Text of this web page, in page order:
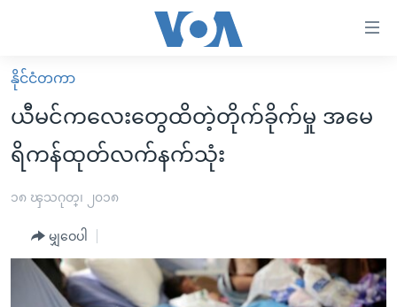
လွယ်ကူ
စေ
သည့်
Link
များ
အကြောင်းအရာ
မူလစာမျက်နှာ
မြန်မာ
ကမ္ဘာ့သတင်းများ
အစ္စရေး-ပါလက်စတိုင်း
ရပ်ဝန်းတခု လမ်းတခု အလွန်
အင်္ဂလိပ်စာလေ့လာမယ်
နိုင်ငံတကာ
ယီမင်ကလေးတွေထိတဲ့တိုက်ခိုက်မှု အမေ
ရိကန်ထုတ်လက်နက်သုံး
၁၈ ၾသဂုတ္၊ ၂၀၁၈
မျှဝေပါ